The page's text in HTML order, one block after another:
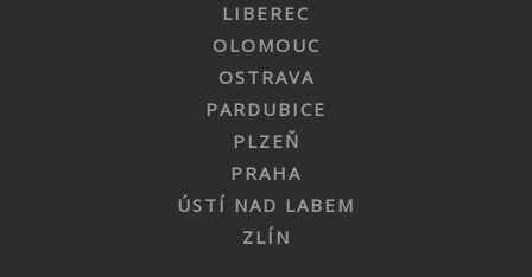
LIBEREC
OLOMOUC
OSTRAVA
PARDUBICE
PLZEŇ
PRAHA
ÚSTÍ NAD LABEM
ZLÍN